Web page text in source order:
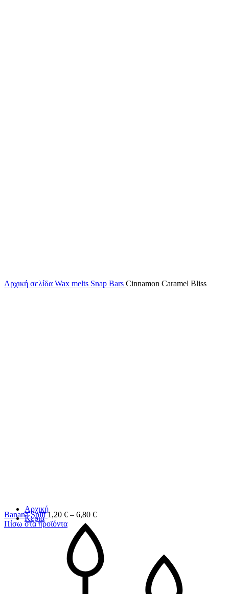
Αρχική
Κεριά
Αρχική σελίδα Wax melts Snap Bars Cinnamon Caramel Bliss
Banana Split1,20 € – 6,80 €
Πίσω στα προϊόντα